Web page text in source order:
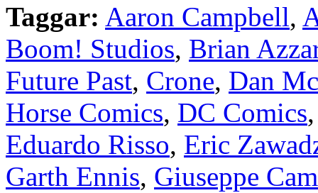
Taggar: Aaron Campbell,
Boom! Studios, Brian
Future Past, Crone, Dan
Horse Comics, DC Comics
Eduardo Risso, Eric
Garth Ennis, Giuseppe